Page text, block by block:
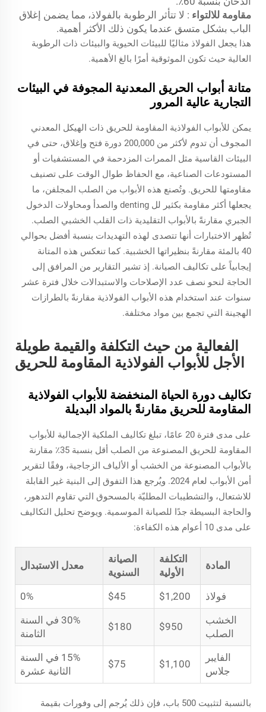
مقاومة للالتواء : لا تتأثر الرطوبة بالفولاذ، مما يضمن إغلاق
الباب بشكل متسق عندما يكون ذلك الأكثر أهمية.
هذا يجعل الفولاذ مثاليًا للبيئات الحيوية والبيئات ذات الرطوبة
العالية حيث تكون الموثوقية أمرًا بالغ الأهمية.
متانة أبواب الحريق المعدنية المجوفة في البيئات
التجارية عالية المرور
يمكن للأبواب الفولاذية المقاومة للحريق ذات الهيكل المعدني
المجوف أن تدوم لأكثر من 200,000 دورة فتح وإغلاق، حتى في
البيئات القاسية مثل الممرات المزدحمة في المستشفيات أو
المستودعات الصناعية، مع الحفاظ طوال الوقت على تصنيف
مقاومتها للحريق. وتُصنع هذه الأبواب من الصلب المجلفن، ما
يجعلها أكثر مقاومة بكثير لل denting والصدأ ومحاولات الدخول
الجبري مقارنةً بالأبواب التقليدية ذات القلب الخشبي الصلب.
تُظهر الاختبارات أنها تتصدى لهذه التهديدات بنسبة أفضل بحوالي
40 بالمئة مقارنةً بنظيراتها الخشبية. كما تنعكس هذه المتانة
إيجابياً على تكاليف الصيانة. إذ تشير التقارير من المرافق إلى
الحاجة لنحو نصف عدد الإصلاحات والاستبدالات خلال فترة عشر
سنوات عند استخدام هذه الأبواب الفولاذية مقارنةً بالطرازات
الهجينة التي تجمع بين مواد مختلفة.
الفعالية من حيث التكلفة والقيمة طويلة
الأجل للأبواب الفولاذية المقاومة للحريق
تكاليف دورة الحياة المنخفضة للأبواب الفولاذية
المقاومة للحريق مقارنةً بالمواد البديلة
على مدى فترة 20 عامًا، تبلغ تكاليف الملكية الإجمالية للأبواب
المقاومة للحريق المصنوعة من الصلب أقل بنسبة 35٪ مقارنة
بالأبواب المصنوعة من الخشب أو الألياف الزجاجية، وفقًا لتقرير
أمن الأبواب لعام 2024. ويُرجع هذا التفوق إلى البنية غير القابلة
للاشتعال، والتشطيبات المطليّة بالمسحوق التي تقاوم التدهور،
والحاجة البسيطة جدًا للصيانة الموسمية. ويوضح تحليل التكاليف
على مدى 10 أعوام هذه الكفاءة:
المادة
التكلفة
الأولية
الصيانة
السنوية
معدل الاستبدال
فولاذ $1,200
$45
0%
الخشب
الصلب
$950
$180
30% في السنة
الثامنة
الفايبر
جلاس
$1,100
$75
15% في السنة
الثانية عشرة
بالنسبة لتثبيت 500 باب، فإن ذلك يُرجم إلى وفورات بقيمة